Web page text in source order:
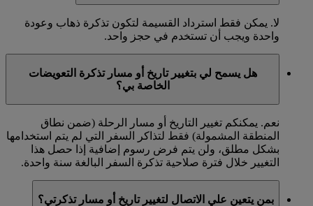
لا. يمكن فقط استرداد القسيمة لتكون تذكرة ذهاب وعودة
واحدة ويجب أن تستخدم في حجز واحد.
هل يسمح لي بتغيير تاريخ أو مسار تذكرة التعويضات
الخاصة بي؟
نعم. يمكنكم تغيير التاريخ أو مسار الرحلة (ضمن نطاق
المنطقة المشمولة) فقط لتذاكر السفر التي لم يتم استخدامها
بشكل مطلق، ولن يتم فرض رسوم إضافية إذا حصل هذا
التغيير خلال فترة صلاحية تذكرة السفر البالغة سنة واحدة.
بمن يتعين علي الاتصال لتغيير تاريخ أو مسار تذكرتي؟